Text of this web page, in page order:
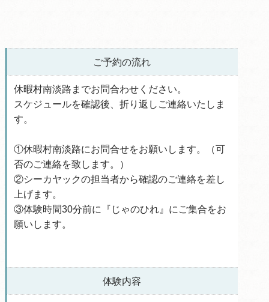
ご予約の流れ
休暇村南淡路までお問合わせください。
スケジュールを確認後、折り返しご連絡いたしま
す。
①休暇村南淡路にお問合せをお願いします。（可
否のご連絡を致します。）
②シーカヤックの担当者から確認のご連絡を差し
上げます。
③体験時間30分前に『じゃのひれ』にご集合をお
願いします。
体験内容